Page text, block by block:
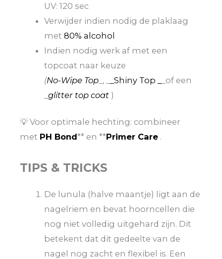
UV: 120 sec
Verwijder indien nodig de plaklaag
met80% alcohol
Indien nodig werk af met een
topcoat naar keuze
(No-Wipe Top _, _ _Shiny Top _
_of een
_glitter top coat )
💡 Voor optimale hechting: combineer
met PH Bond** en **Primer Care .
TIPS & TRICKS
De lunula (halve maantje) ligt aan de
nagelriem en bevat hoorncellen die
nog niet volledig uitgehard zijn. Dit
betekent dat dit gedeelte van de
nagel nog zacht en flexibel is. Een